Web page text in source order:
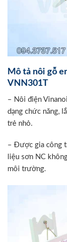
Mô tả nôi gỗ
VNN301T
– Nôi điện
dạng chức năng,
trẻ nhỏ.
– Được gia công
liệu sơn NC
môi trường.